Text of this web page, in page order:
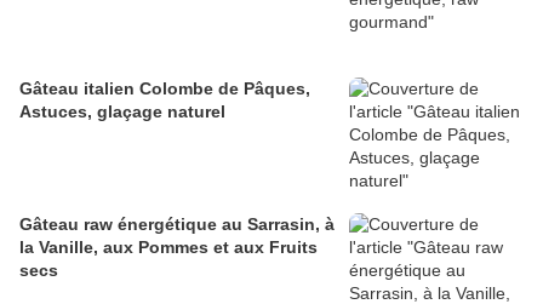
Gâteau italien Colombe de Pâques,
Astuces, glaçage naturel
Gâteau raw énergétique au Sarrasin, à
la Vanille, aux Pommes et aux Fruits
secs